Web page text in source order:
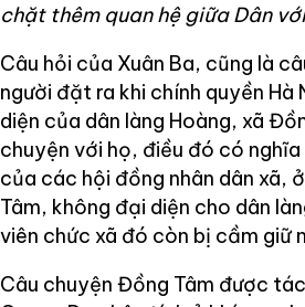
chặt thêm quan hệ giữa Dân
Câu hỏi của Xuân Ba, cũng là
người đặt ra khi chính quyền Hà
diện của dân làng Hoàng, xã
chuyện với họ, điều đó có
của các hội đồng nhân dân xã,
Tâm, không đại diện cho dân
viên chức xã đó còn bị cầm giữ
Câu chuyện Đồng Tâm được